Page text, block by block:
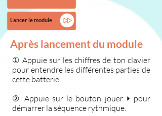
Lancer le module
Après lancement du module
① Appuie sur les chiffres de ton clavier
pour entendre les différentes parties de
cette batterie.
② Appuie sur le bouton jouer ⏵ pour
démarrer la séquence rythmique.